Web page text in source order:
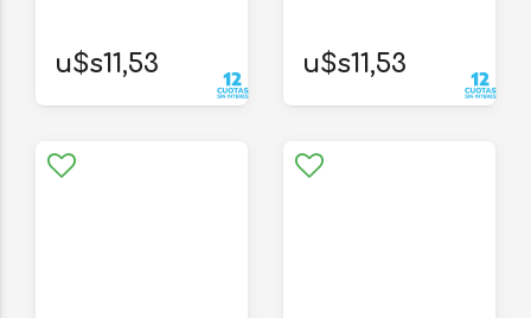
u$s11,53 u$s11,53